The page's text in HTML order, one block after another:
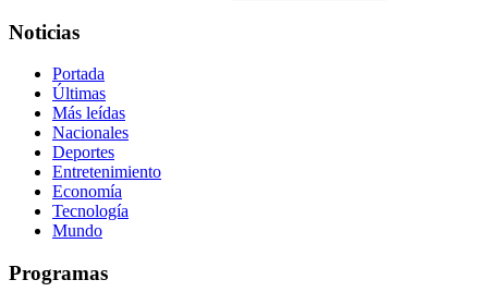
Noticias
Portada
Últimas
Más leídas
Nacionales
Deportes
Entretenimiento
Economía
Tecnología
Mundo
Programas